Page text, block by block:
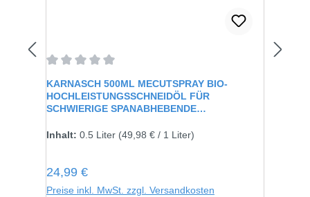
KARNASCH 500ML MECUTSPRAY BIO-
HOCHLEISTUNGSSCHNEIDÖL FÜR
SCHWIERIGE SPANABHEBENDE
Inhalt: 0.5 Liter (49,98 € / 1 Liter)
Regulärer Preis:
24,99 €
Preise inkl. MwSt. zzgl. Versandkosten